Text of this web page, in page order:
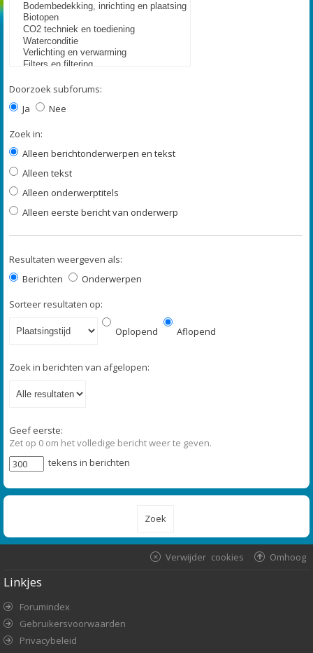
Doorzoek subforums:
Ja
Nee
Zoek in:
Alleen berichtonderwerpen en tekst
Alleen tekst
Alleen onderwerptitels
Alleen eerste bericht van onderwerp
Resultaten weergeven als:
Berichten
Onderwerpen
Sorteer resultaten op:
Oplopend Aflopend
Zoek in berichten van afgelopen:
Geef eerste:
Zet op 0 om het volledige bericht weer te geven.
tekens in berichten
Omhoog
Verwijder cookies
Linkjes
Forumindex
Gebruikersvoorwaarden
Privacybeleid